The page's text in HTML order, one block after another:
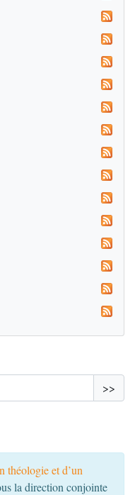
na fama; \\
Europa; pois não
de Cádiz do que o
e parte ocidental,
horizonte celeste
– e o
>>
théologie et d’un
la direction conjointe